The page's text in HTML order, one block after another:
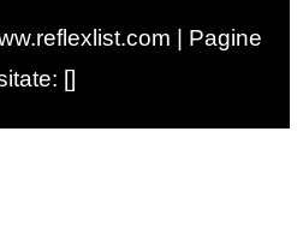
| Pagine
[]